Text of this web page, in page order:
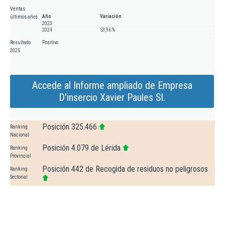
Ventas
últimos años
Año
Variación
2023
2024
53,96 %
Resultado
2025
Positivo
Accede al Informe ampliado de Empresa
D'insercio Xavier Paules Sl.
Ranking
Nacional
Posición 325.466
Ranking
Provincial
Posición 4.079 de Lérida
Ranking
Sectorial
Posición 442 de Recogida de residuos no peligrosos